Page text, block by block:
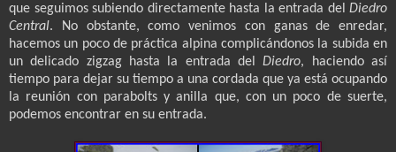
que seguimos subiendo directamente hasta la entrada del Diedro
Central. No obstante, como venimos con ganas de enredar,
hacemos un poco de práctica alpina complicándonos la subida en
un delicado zigzag hasta la entrada delDiedro, haciendo así
tiempo para dejar su tiempo a una cordada que ya está ocupando
la reunión con parabolts y anilla que, con un poco de suerte,
podemos encontrar en su entrada.